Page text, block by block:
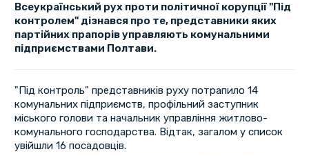
Всеукраїнський рух проти політичної корупції "Під
контролем" дізнався про те, представники яких
партійних прапорів управляють комунальними
підприємствами Полтави.
"Під контроль" представників руху потрапило 14
комунальних підприємств, профільний заступник
міського голови та начальник управління житлово-
комунального господарства. Відтак, загалом у список
увійшли 16 посадовців.